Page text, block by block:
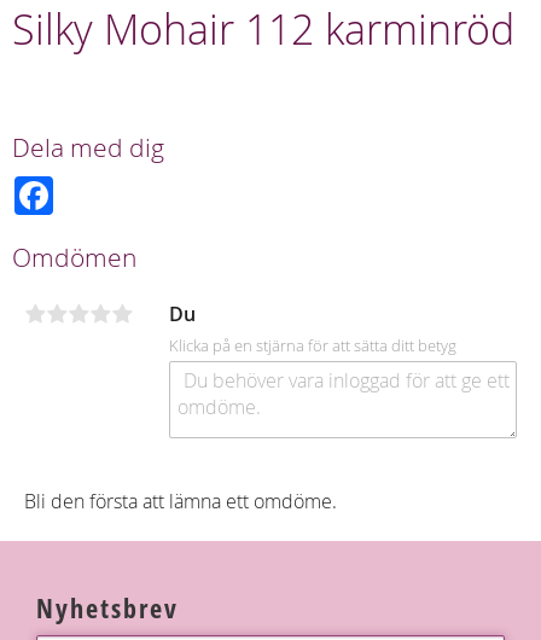
Silky Mohair 112 karminröd
Dela med dig
b
o
k
Omdömen
Du
Klicka på en stjärna för att sätta ditt betyg
Bli den första att lämna ett omdöme.
Nyhetsbrev